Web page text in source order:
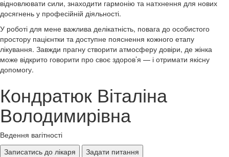
відновлювати сили, знаходити гармонію та натхнення для нових
досягнень у професійній діяльності.
У роботі для мене важлива делікатність, повага до особистого
простору пацієнтки та доступне пояснення кожного етапу
лікування. Завжди прагну створити атмосферу довіри, де жінка
може відкрито говорити про своє здоров’я — і отримати якісну
допомогу.
Кондратюк Віталіна
Володимирівна
Ведення вагітності
Записатись до лікаря
Задати питання